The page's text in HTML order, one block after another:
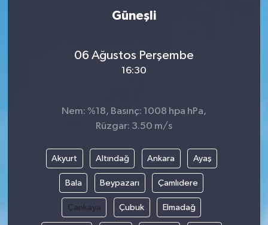
Güneşli
06 Ağustos Perşembe
16:30
Nem: %18, Basınç: 1008 hpa hPa,
Rüzgar: 3.50 m/s
Akyurt Altındağ Ankara Ayaş
Bala Beypazarı Çamlıdere
Çankaya Çubuk Elmadağ